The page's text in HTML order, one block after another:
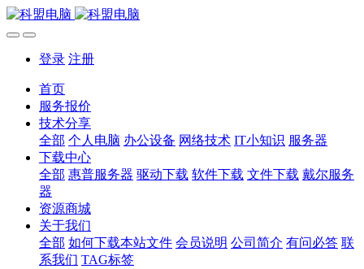
登录 注册
首页
服务报价
技术分享
全部 个人电脑 办公设备 网络技术 IT小知识 服务器
下载中心
全部 惠普服务器 驱动下载 软件下载 文件下载 戴尔服务
器
资源商城
关于我们
全部 如何下载本站文件 会员说明 公司简介 有问必答 联
系我们 TAG标签